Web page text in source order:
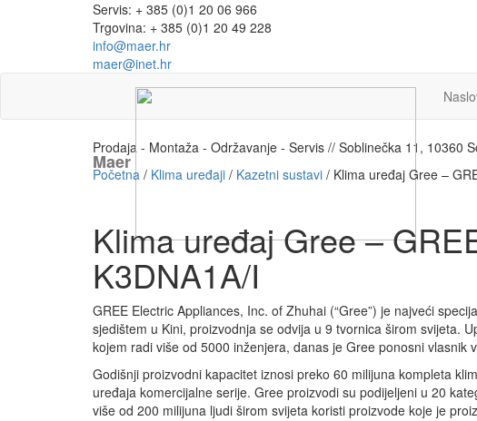
Servis: + 385 (0)1 20 06 966
Trgovina: + 385 (0)1 20 49 228
info@maer.hr
maer@inet.hr
Maer
Prodaja - Montaža - Održavanje - Servis // Soblinečka 11, 10360
Početna / Klima uređaji / Kazetni sustavi / Klima uređaj Gree –
Klima uređaj Gree –
K3DNA1A/I
GREE Electric Appliances, Inc. of Zhuhai (“Gree”) je najveći
sjedištem u Kini, proizvodnja se odvija u 9 tvornica širom svijeta.
kojem radi više od 5000 inženjera, danas je Gree ponosni vlasnik
Godišnji proizvodni kapacitet iznosi preko 60 milijuna kompleta
uređaja komercijalne serije. Gree proizvodi su podijeljeni u 20
više od 200 milijuna ljudi širom svijeta koristi proizvode koje je